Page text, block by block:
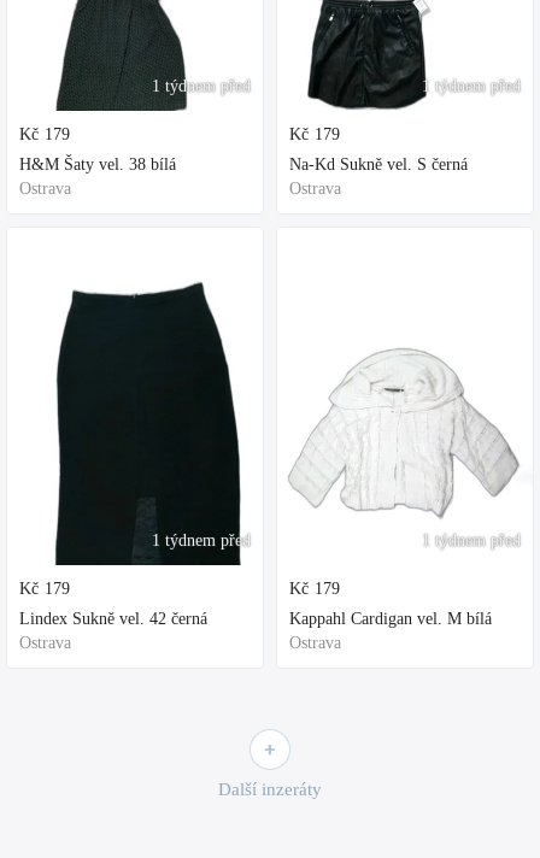
1 týdnem před
Kč 179
H&M Šaty vel. 38 bílá
Ostrava
1 týdnem před
Kč 179
Lindex Sukně vel. 42 černá
Ostrava
1 týdnem před
Kč 179
Na-Kd Sukně vel. S černá
Ostrava
1 týdnem před
Kč 179
Kappahl Cardigan vel. M bílá
Ostrava
Další inzeráty